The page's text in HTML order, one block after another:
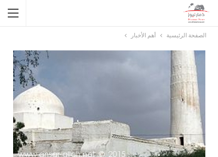
الصفحة الرئيسية أهم الأخبار